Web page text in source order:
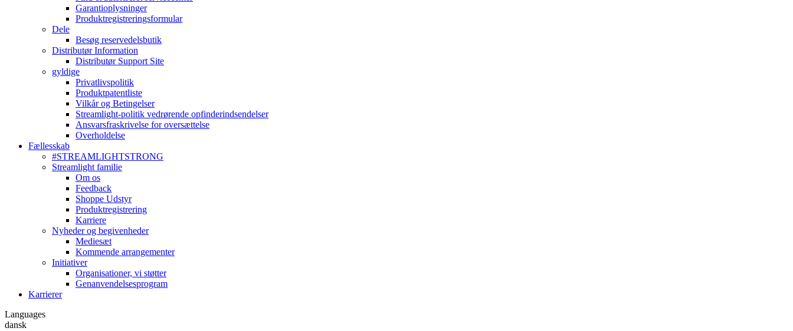
Garantioplysninger
Produktregistreringsformular
Dele
Besøg reservedelsbutik
Distributør Information
Distributør Support Site
gyldige
Privatlivspolitik
Produktpatentliste
Vilkår og Betingelser
Streamlight-politik vedrørende opfinderindsendelser
Ansvarsfraskrivelse for oversættelse
Overholdelse
Fællesskab
#STREAMLIGHTSTRONG
Streamlight familie
Om os
Feedback
Shoppe Udstyr
Produktregistrering
Karriere
Nyheder og begivenheder
Mediesæt
Kommende arrangementer
Initiativer
Organisationer, vi støtter
Genanvendelsesprogram
Karrierer
Languages
dansk